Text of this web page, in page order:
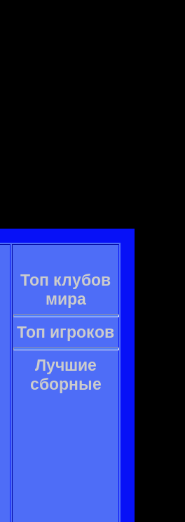
Топ клубов
мира
Топ игроков
Лучшие
сборные